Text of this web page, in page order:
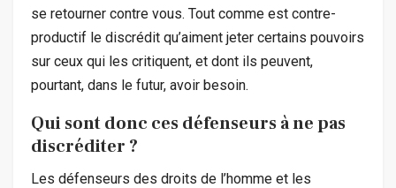
se retourner contre vous. Tout comme est contre-
productif le discrédit qu’aiment jeter certains pouvoirs
sur ceux qui les critiquent, et dont ils peuvent,
pourtant, dans le futur, avoir besoin.
Qui sont donc ces défenseurs à ne pas
discréditer ?
Les défenseurs des droits de l’homme et les